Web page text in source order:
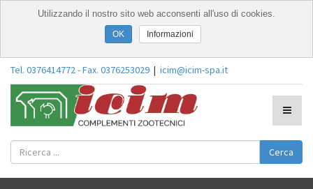
Tel. 0376414772 - Fax. 0376253029 | icim@icim-spa.it
Cerca
Utilizzando il nostro sito web acconsenti all'uso di cookies.
Informazioni